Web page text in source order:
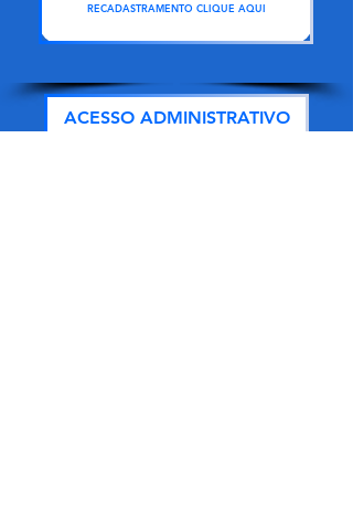
RECADASTRAMENTO CLIQUE AQUI
ACESSO ADMINISTRATIVO